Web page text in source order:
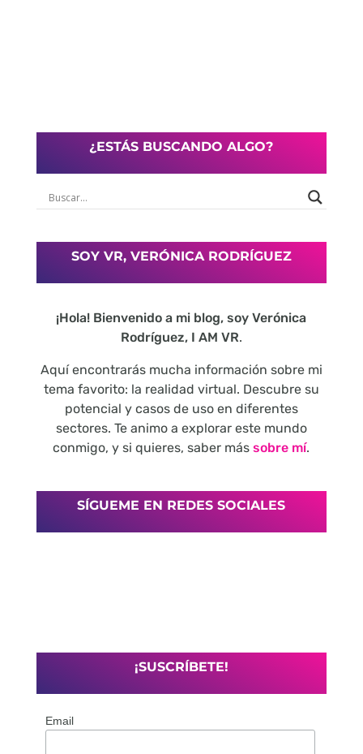
¿ESTÁS BUSCANDO ALGO?
SOY VR, VERÓNICA RODRÍGUEZ
¡Hola! Bienvenido a mi blog, soy Verónica
Rodríguez, I AM VR.
Aquí encontrarás mucha información sobre mi
tema favorito: la realidad virtual. Descubre su
potencial y casos de uso en diferentes
sectores. Te animo a explorar este mundo
conmigo, y si quieres, saber mássobre mí.
SÍGUEME EN REDES SOCIALES
¡SUSCRÍBETE!
Email